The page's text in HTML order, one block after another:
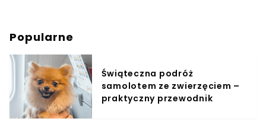
Popularne
Świąteczna podróż
samolotem ze zwierzęciem –
praktyczny przewodnik